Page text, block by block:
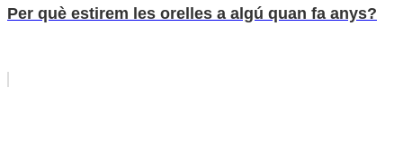
Per què estirem les orelles a algú quan fa anys?